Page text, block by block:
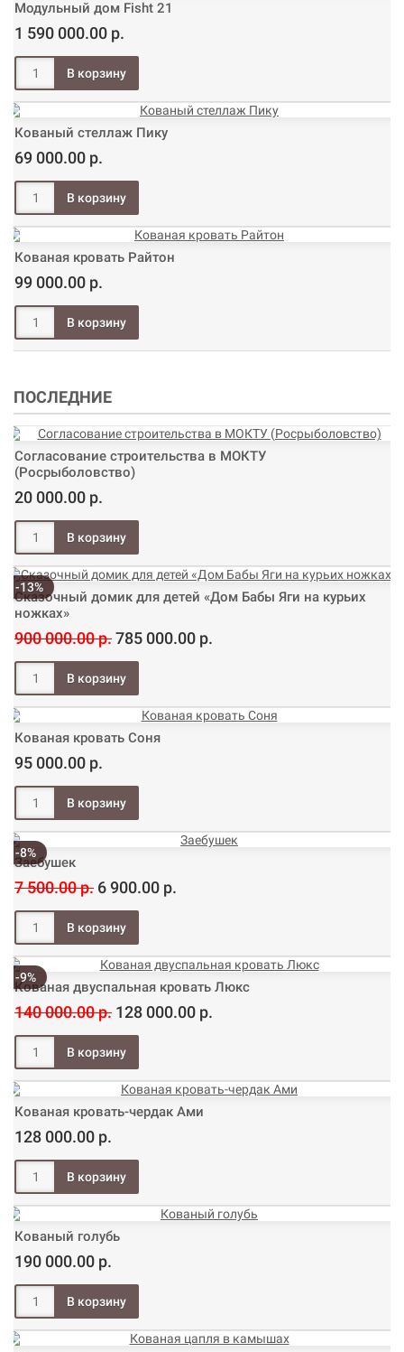
Модульный дом Fisht 21
1 590 000.00 р.
Кованый стеллаж Пику
69 000.00 р.
Кованая кровать Райтон
99 000.00 р.
ПОСЛЕДНИЕ
Согласование строительства в МОКТУ
(Росрыболовство)
20 000.00 р.
-13%
Сказочный домик для детей «Дом Бабы Яги на курьих
ножках»
900 000.00 р.785 000.00 р.
Кованая кровать Соня
95 000.00 р.
-8%
Заебушек
7 500.00 р. 6 900.00 р.
-9%
Кованая двуспальная кровать Люкс
140 000.00 р. 128 000.00 р.
Кованая кровать-чердак Ами
128 000.00 р.
Кованый голубь
190 000.00 р.